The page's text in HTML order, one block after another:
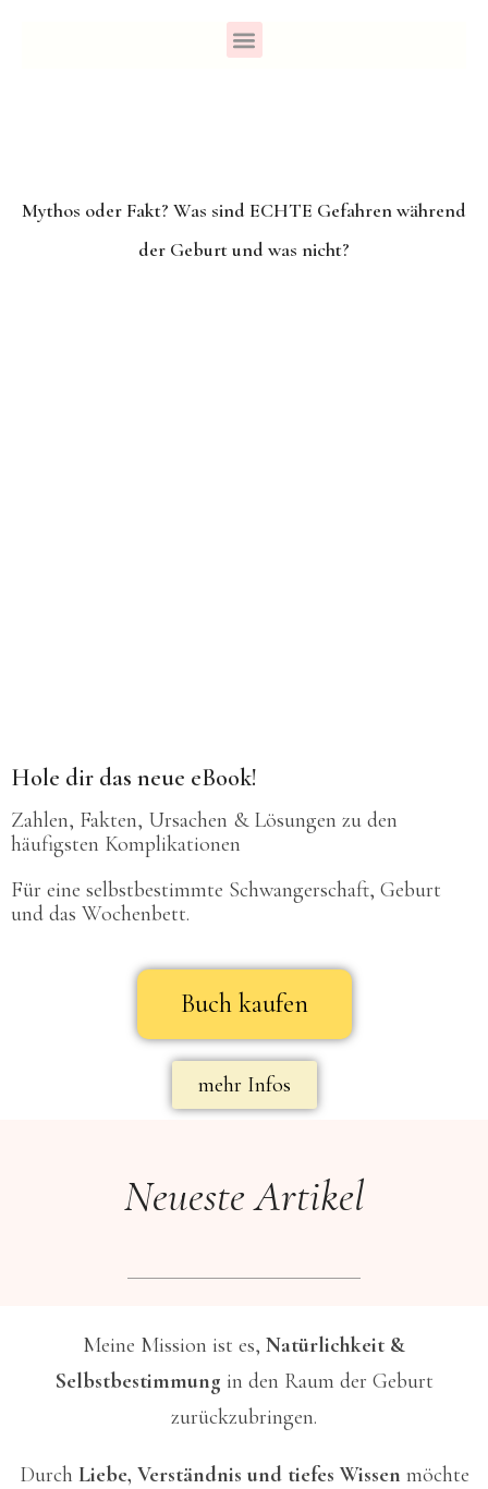
Mythos oder Fakt? Was sind ECHTE Gefahren während
der Geburt und was nicht?
Hole dir das neue eBook!
Zahlen, Fakten, Ursachen & Lösungen zu den
häufigsten Komplikationen
Für eine selbstbestimmte Schwangerschaft, Geburt
und das Wochenbett.
Buch kaufen
mehr Infos
Neueste Artikel
Meine Mission ist es, Natürlichkeit &
Selbstbestimmung in den Raum der Geburt
zurückzubringen.
Durch Liebe, Verständnis und tiefes Wissen möchte